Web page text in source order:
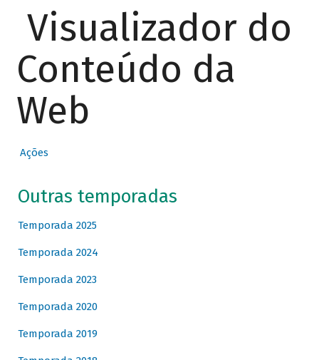
Visualizador do
Conteúdo da
Web
Ações
Outras temporadas
Temporada 2025
Temporada 2024
Temporada 2023
Temporada 2020
Temporada 2019